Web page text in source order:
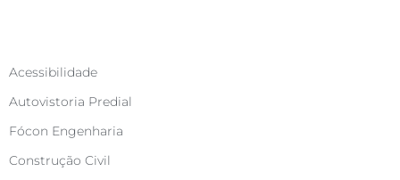
Acessibilidade
Autovistoria Predial
Fócon Engenharia
Construção Civil